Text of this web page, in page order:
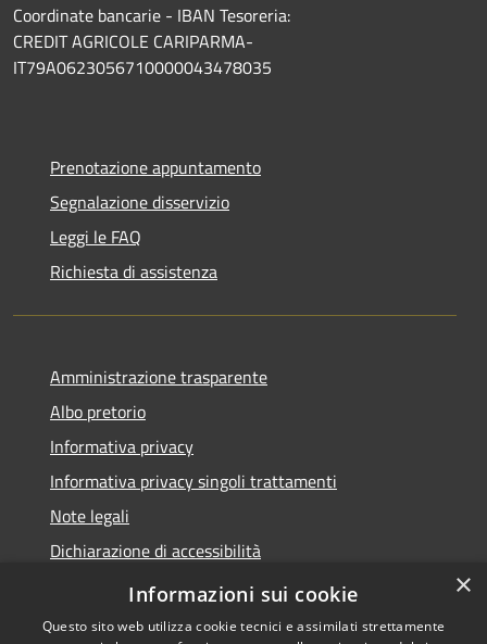
Coordinate bancarie - IBAN Tesoreria:
CREDIT AGRICOLE CARIPARMA-
IT79A0623056710000043478035
Prenotazione appuntamento
Segnalazione disservizio
Leggi le FAQ
Richiesta di assistenza
Amministrazione trasparente
Albo pretorio
Informativa privacy
Informativa privacy singoli trattamenti
Note legali
Dichiarazione di accessibilità
Obiettivi di accessibilità
×
Informazioni sui cookie
Questo sito web utilizza cookie tecnici e assimilati strettamente